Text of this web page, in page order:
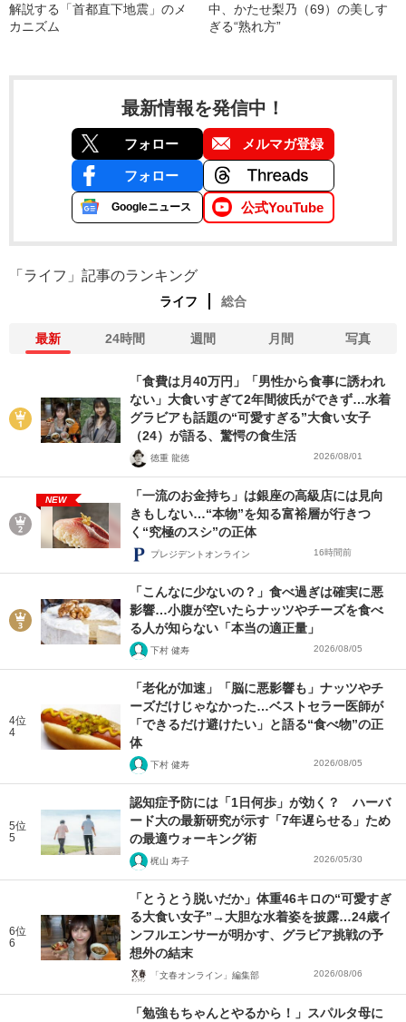
解説する「首都直下地震」のメ
カニズム
中、かたせ梨乃（69）の美しす
ぎる“熟れ方”
最新情報を発信中！
フォロー メルマガ登録
フォロー
Googleニュース 公式YouTube
「ライフ」記事のランキング
ライフ 総合
最新 24時間 週間 月間 写真
「食費は月40万円」「男性から食事に誘われ
ない」大食いすぎて2年間彼氏ができず…水着
グラビアも話題の“可愛すぎる”大食い女子
（24）が語る、驚愕の食生活
徳重 龍徳 2026/08/01
NEW
「一流のお金持ち」は銀座の高級店には見向
きもしない…“本物”を知る富裕層が行きつ
く“究極のスシ”の正体
プレジデントオンライン 16時間前
「こんなに少ないの？」食べ過ぎは確実に悪
影響…小腹が空いたらナッツやチーズを食べ
る人が知らない「本当の適正量」
下村 健寿 2026/08/05
4位
4
「老化が加速」「脳に悪影響も」ナッツやチ
ーズだけじゃなかった…ベストセラー医師が
「できるだけ避けたい」と語る“食べ物”の正
体
下村 健寿 2026/08/05
5位
5
認知症予防には「1日何歩」が効く？ ハーバ
ード大の最新研究が示す「7年遅らせる」ため
の最適ウォーキング術
梶山 寿子 2026/05/30
6位
6
「とうとう脱いだか」体重46キロの“可愛すぎ
る大食い女子”→大胆な水着姿を披露…24歳イ
ンフルエンサーが明かす、グラビア挑戦の予
想外の結末
「文春オンライン」編集部 2026/08/06
「勉強もちゃんとやるから！」スパルタ母に